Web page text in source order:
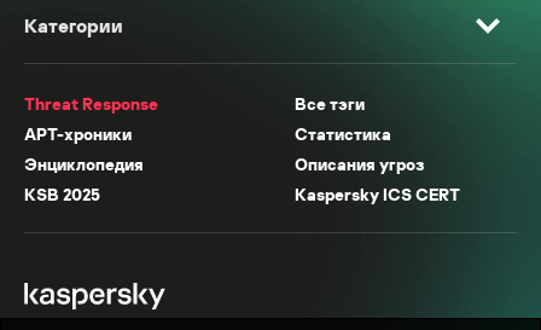
Категории
Threat Response
Все тэги
APT-хроники
Статистика
Энциклопедия
Описания угроз
KSB 2025
Kaspersky ICS CERT